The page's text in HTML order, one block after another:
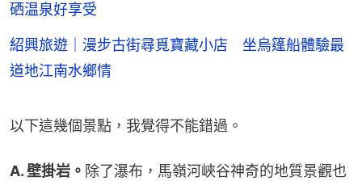
硒温泉好享受
紹興旅遊｜漫步古街尋覓寶藏小店 坐烏篷船體驗最
道地江南水鄉情
以下這幾個景點，我覺得不能錯過。
A. 壁掛岩。 除了瀑布，馬嶺河峽谷神奇的地質景觀也